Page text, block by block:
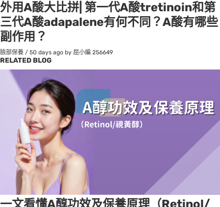
外用A酸大比拼| 第一代A酸tretinoin和第
三代A酸adapalene有何不同？A酸有哪些
副作用？
臉部保養 / 50 days ago by 屈小編 256649
RELATED BLOG
一文看懂A醇功效及保養原理（Retinol/